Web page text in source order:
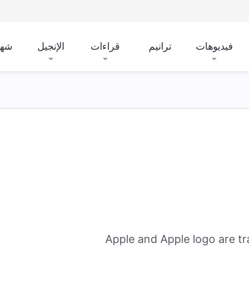
فيديوهات ترانيم قراءات الإنجيل
Apple and Apple logo are